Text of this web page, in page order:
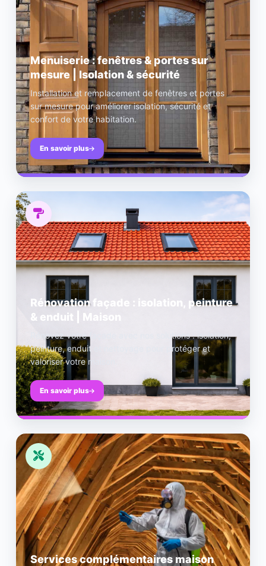
Menuiserie : fenêtres & portes sur
mesure | Isolation & sécurité
Installation et remplacement de fenêtres et portes
sur mesure pour améliorer isolation, sécurité et
confort de votre habitation.
En savoir plus
Rénovation façade : isolation, peinture
& enduit | Maison
Rénovez votre façade avec nos solutions : isolation,
peinture, enduit et nettoyage pour protéger et
valoriser votre maison.
En savoir plus
Services complémentaires maison